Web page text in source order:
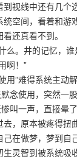
到视线中还有几个
统空间，看着和游
还真看不到。
么。井的记忆，谁
啊！”
用”难得系统主动
默念使用，突然一
惨叫一声，直接晕
去，原本被疼得扭
己在做梦，梦到自
生灵智到被系统吸